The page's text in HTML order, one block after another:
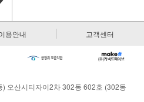
용안내 고객센터
오산시티자이2차 302동 602호 (302동